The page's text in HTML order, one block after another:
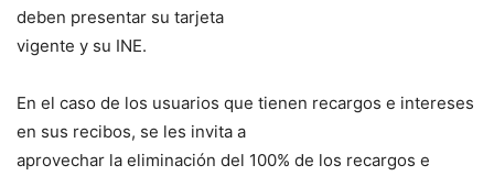
deben presentar su tarjeta
vigente y su INE.
En el caso de los usuarios que tienen recargos e intereses
en sus recibos, se les invita a
aprovechar la eliminación del 100% de los recargos e